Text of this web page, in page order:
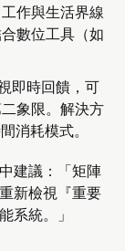
作與生活界線
數位工具（如
即時回饋，可
象限。解決方
消耗模式。
建議：「矩陣
新檢視『重要
系統。」